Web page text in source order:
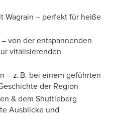
Wagrain – perfekt für heiße
von der entspannenden
vitalisierenden
– z. B. bei einem geführten
der Region
& dem Shuttleberg
Ausblicke und